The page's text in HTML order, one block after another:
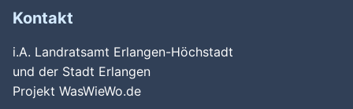
Kontakt
i.A. Landratsamt Erlangen-Höchstadt
und der Stadt Erlangen
Projekt WasWieWo.de